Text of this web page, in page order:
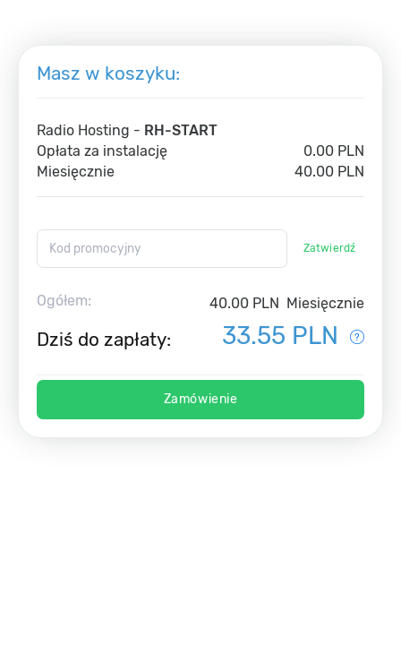
Masz w koszyku:
Radio Hosting - RH-START
Opłata za instalację
0.00 PLN
Miesięcznie
40.00 PLN
Zatwierdź
Ogółem: 40.00 PLN Miesięcznie
Dziś do zapłaty: 33.55 PLN
Zamówienie